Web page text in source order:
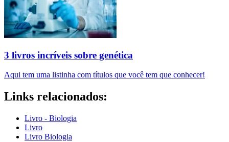
3 livros incríveis sobre genética
Aqui tem uma listinha com títulos que você tem que conhecer!
Links relacionados:
Livro - Biologia
Livro
Livro Biologia